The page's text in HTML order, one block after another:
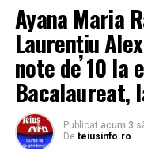
Ayana Maria
Laurențiu
note de 10 la
Bacalaureat,
Publicat acum 3
De teiusinfo.ro